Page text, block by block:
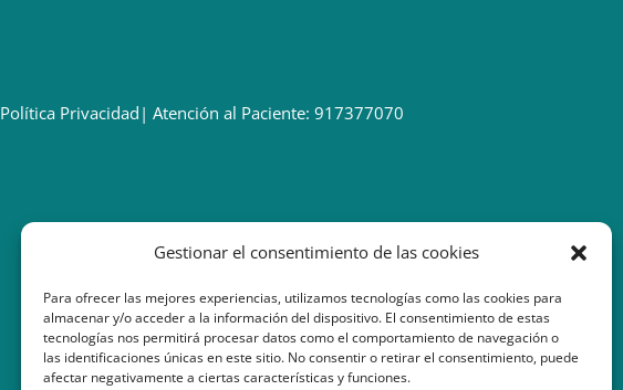
Gestionar el consentimiento de las cookies
Para ofrecer las mejores experiencias, utilizamos tecnologías como las cookies para
almacenar y/o acceder a la información del dispositivo. El consentimiento de estas
tecnologías nos permitirá procesar datos como el comportamiento de navegación o
las identificaciones únicas en este sitio. No consentir o retirar el consentimiento, puede
afectar negativamente a ciertas características y funciones.
Política Privacidad | Atención al Paciente: 917377070